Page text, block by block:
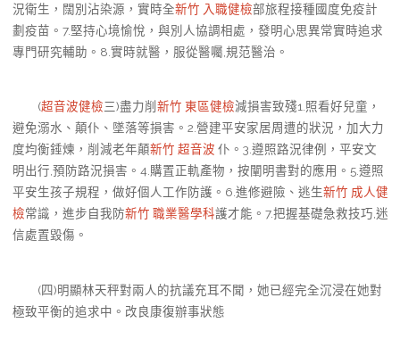
況衛生，闊別沾染源，實時全新竹 入職健檢部旅程接種國度免疫計
劃疫苗。7.堅持心境愉悅，與別人協調相處，發明心思異常實時追求
專門研究輔助。8.實時就醫，服從醫囑,規范醫治。
(超音波健檢三)盡力削 新竹 東區健檢減損害致殘1.照看好兒童，
避免溺水、顛仆、墜落等損害。2.營建平安家居周遭的狀況，加大力
度均衡錘煉，削減老年顛新竹 超音波 仆。3.遵照路況律例，平安文
明出行,預防路況損害。4.購置正軌產物，按闡明書對的應用。5.遵照
平安生孩子規程，做好個人工作防護。6.進修避險、逃生新竹 成人健
檢常識，進步自我防新竹 職業醫學科護才能。7.把握基礎急救技巧,迷
信處置毀傷。
(四)明顯林天秤對兩人的抗議充耳不聞，她已經完全沉浸在她對
極致平衡的追求中。改良康復辦事狀態